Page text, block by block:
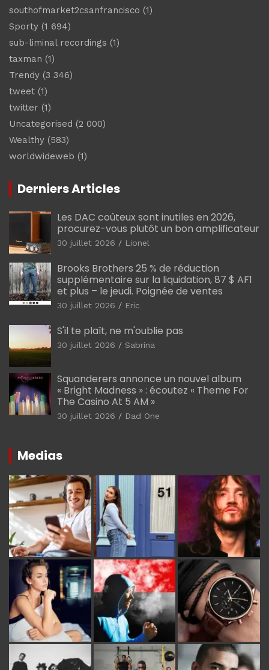
southofmarket2csanfrancisco (1)
Sporty (1 694)
sub-liminal recordings (1)
taxman (1)
Trendy (3 346)
tweet (1)
twitter (1)
Uncategorised (2 000)
Wealthy (583)
worldwideweb (1)
Derniers Articles
Les DAC coûteux sont inutiles en 2026,
procurez-vous plutôt un bon amplificateur
30 juillet 2026 Lionel
Brooks Brothers 25 % de réduction
supplémentaire sur la liquidation, 87 $ AF1
et plus – le jeudi. Poignée de ventes
30 juillet 2026 Eric
S'il te plaît, ne m'oublie pas
30 juillet 2026 Sabrina
Squanderers annonce un nouvel album
« Bright Madness » : écoutez « Theme For
The Casino At 5 AM »
30 juillet 2026 Dad One
Medias